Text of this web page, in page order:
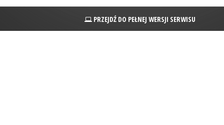
PRZEJDŹ DO PEŁNEJ WERSJI SERWISU